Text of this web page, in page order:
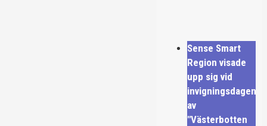
Sense Smart
Region visade
upp sig vid
invigningsdagen
av
"Västerbotten